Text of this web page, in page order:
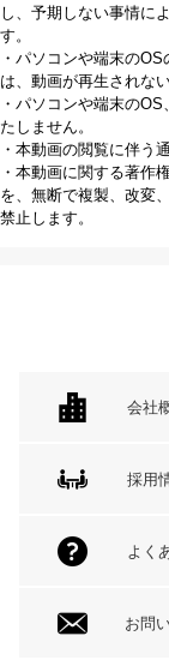
し、予期しない事情に
す。
・パソコンや端末の
は、動画が再生されな
・パソコンや端末の
たしません。
・本動画の閲覧に伴う
・本動画に関する著作
を、無断で複製、改変
禁止します。
会社
採用
よく
お問